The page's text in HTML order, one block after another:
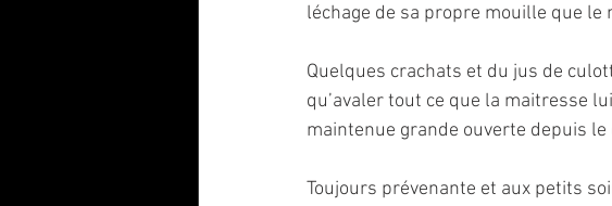
léchage de sa propre mouille que le
Quelques crachats et du jus de
qu’avaler tout ce que la maitresse
maintenue grande ouverte depuis
Toujours prévenante et aux petits